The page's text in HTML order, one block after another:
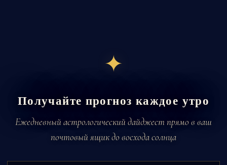
✦
Получайте прогноз каждое утро
Ежедневный астрологический дайджест прямо в ваш
почтовый ящик до восхода солнца